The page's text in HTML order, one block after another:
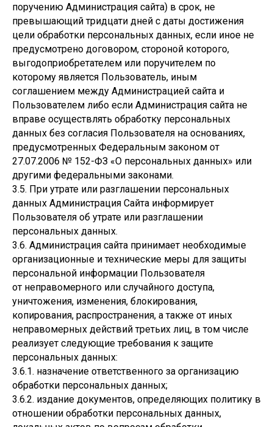
поручению Администрация сайта) в срок, не
превышающий тридцати дней с даты достижения
цели обработки персональных данных, если иное не
предусмотрено договором, стороной которого,
выгодоприобретателем или поручителем по
которому является Пользователь, иным
соглашением между Администрацией сайта и
Пользователем либо если Администрация сайта не
вправе осуществлять обработку персональных
данных без согласия Пользователя на основаниях,
предусмотренных Федеральным законом от
27.07.2006 № 152-ФЗ «О персональных данных» или
другими федеральными законами.
3.5. При утрате или разглашении персональных
данных Администрация Сайта информирует
Пользователя об утрате или разглашении
персональных данных.
3.6. Администрация сайта принимает необходимые
организационные и технические меры для защиты
персональной информации Пользователя
от неправомерного или случайного доступа,
уничтожения, изменения, блокирования,
копирования, распространения, а также от иных
неправомерных действий третьих лиц, в том числе
реализует следующие требования к защите
персональных данных:
3.6.1. назначение ответственного за организацию
обработки персональных данных;
3.6.2. издание документов, определяющих политику в
отношении обработки персональных данных,